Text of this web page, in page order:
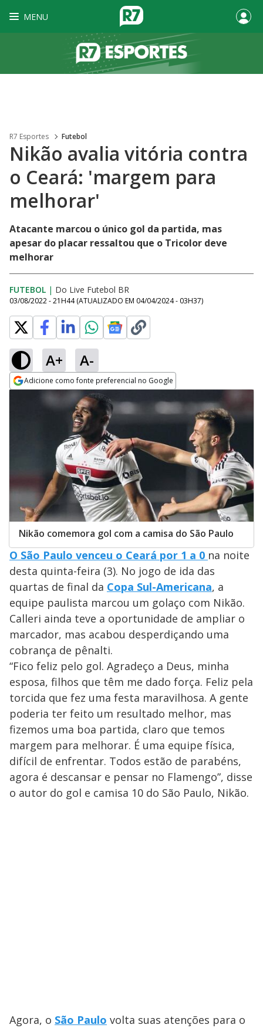
MENU
R7 Esportes Futebol
Nikão avalia vitória contra
o Ceará: 'margem para
melhorar'
Atacante marcou o único gol da partida, mas
apesar do placar ressaltou que o Tricolor deve
melhorar
FUTEBOL | Do Live Futebol BR
03/08/2022 - 21H44 (ATUALIZADO EM 04/04/2024 - 03H37)
A+ A-
Adicione como fonte preferencial no Google
Opens in new window
Nikão comemora gol com a camisa do São Paulo
O São Paulo venceu o Ceará por 1 a 0 na noite
desta quinta-feira (3). No jogo de ida das
quartas de final da Copa Sul-Americana, a
equipe paulista marcou um golaço com Nikão.
Calleri ainda teve a oportunidade de ampliar o
marcador, mas acabou desperdiçando uma
cobrança de pênalti.
“Fico feliz pelo gol. Agradeço a Deus, minha
esposa, filhos que têm me dado força. Feliz pela
torcida que fez uma festa maravilhosa. A gente
poderia ter feito um resultado melhor, mas
fizemos uma boa partida, claro que temos
margem para melhorar. É uma equipe física,
difícil de enfrentar. Todos estão de parabéns,
agora é descansar e pensar no Flamengo”, disse
o autor do gol e camisa 10 do São Paulo, Nikão.
Agora, o São Paulo volta suas atenções para o